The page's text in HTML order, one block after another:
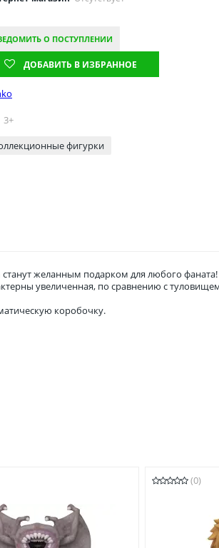
О ПОСТУПЛЕНИИ
ДОБАВИТЬ В ИЗБРАННОЕ
3+
фигурки
желанным подарком для любого фаната!
увеличенная, по сравнению с
коробочку.
(0)